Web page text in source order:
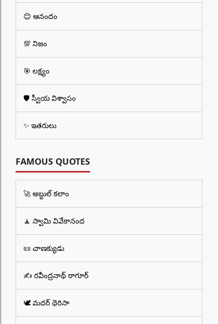
😊 ఆనందం
💯 నిజం
🎯 లక్ష్యం
🛡️ స్వీయ విశ్వాసం
✨ ఇతరులు
FAMOUS QUOTES
🚀 అబ్దుల్ కలాం
🧘 స్వామి వివేకానంద
📜 చాణక్యుడు
✍️ రవీంద్రనాథ్ ఠాగూర్
🕊️ మదర్ థెరిసా